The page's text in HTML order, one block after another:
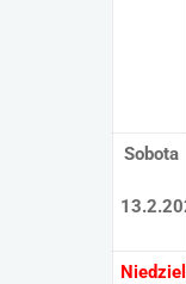
Sobota